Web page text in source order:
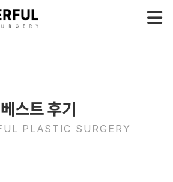
베스트 후기
PLASTIC SURGERY